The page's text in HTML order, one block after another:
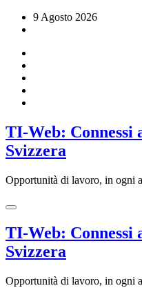
9 Agosto 2026
TI-Web: Connessi
Svizzera
Opportunità di lavoro, in ogni
TI-Web: Connessi
Svizzera
Opportunità di lavoro, in ogni